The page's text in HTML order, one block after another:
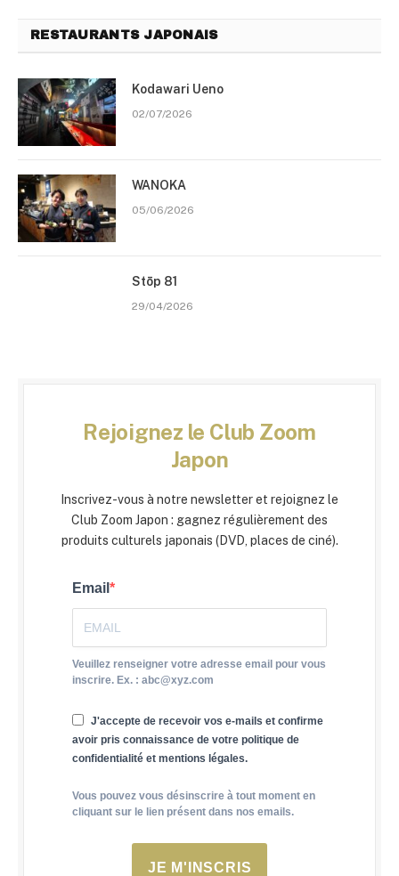
RESTAURANTS JAPONAIS
Kodawari Ueno
02/07/2026
WANOKA
05/06/2026
Stōp 81
29/04/2026
Rejoignez le Club Zoom
Japon
Inscrivez-vous à notre newsletter et rejoignez le
Club Zoom Japon : gagnez régulièrement des
produits culturels japonais (DVD, places de ciné).
Email
Veuillez renseigner votre adresse email pour vous
inscrire. Ex. : abc@xyz.com
J'accepte de recevoir vos e-mails et confirme
avoir pris connaissance de votre politique de
confidentialité et mentions légales.
Vous pouvez vous désinscrire à tout moment en
cliquant sur le lien présent dans nos emails.
JE M'INSCRIS